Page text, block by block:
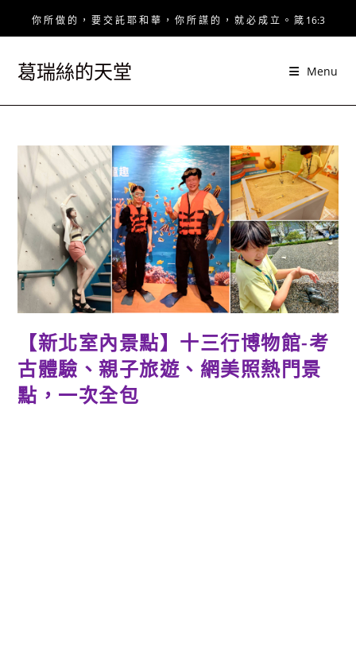
你 所 做 的 ， 要 交 託 耶 和 華 ， 你 所 謀 的 ， 就 必 成 立 。 箴 16:3
葛瑞絲的天堂 Menu
【新北室內景點】十三行博物館-考
古體驗、親子旅遊、網美照熱門景
點，一次全包